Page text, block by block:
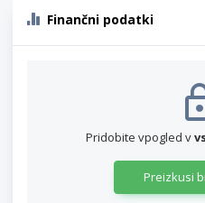
Finančni podatki
Pridobite vpogled v
Preizkusi